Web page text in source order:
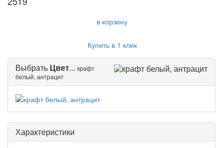
в корзину
Купить в 1 клик
Выбрать Цвет... крафт
белый, антрацит
Характеристики